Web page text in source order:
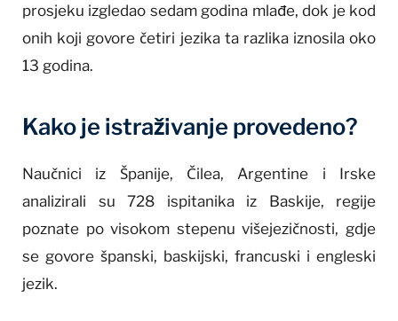
prosjeku izgledao sedam godina mlađe, dok je kod
onih koji govore četiri jezika ta razlika iznosila oko
13 godina.
Kako je istraživanje provedeno?
Naučnici iz Španije, Čilea, Argentine i Irske
analizirali su 728 ispitanika iz Baskije, regije
poznate po visokom stepenu višejezičnosti, gdje
se govore španski, baskijski, francuski i engleski
jezik.